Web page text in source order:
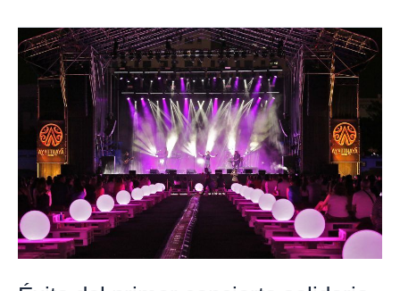
Éxito
del
primer
concierto
solidario
en
Coslada
tributo
a
Mecano